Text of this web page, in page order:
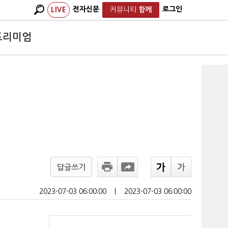
LIVE 전자신문 커뮤니티 함께 로그인
리미엄
답글쓰기
2023-07-03 06:00:00 2023-07-03 06:00:00